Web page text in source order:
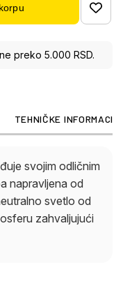
preko 5.000 RSD.
TEHNIČKE
svojim odličnim
napravljena od
svetlo od
zahvaljujući